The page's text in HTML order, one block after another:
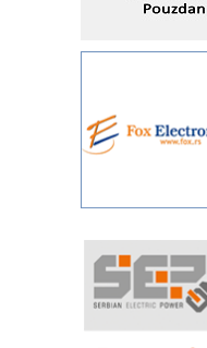
Alba d.o.o.
IBeRTIM -
kontrole
STAUFF –
povećavaju
pouzdanost
Filtration
rešenja za
procesnim
RILINEX